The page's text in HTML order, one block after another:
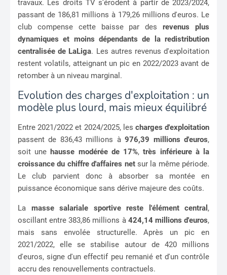
travaux. Les droits TV s'érodent à partir de 2023/2024,
passant de 186,81 millions à 179,26 millions d'euros. Le
club compense cette baisse par desrevenus plus
dynamiques et moins dépendants de la redistribution
centralisée de LaLiga. Les autres revenus d'exploitation
restent volatils, atteignant un pic en 2022/2023 avant de
retomber à un niveau marginal.
Evolution des charges d'exploitation : un
modèle plus lourd, mais mieux équilibré
Entre 2021/2022 et 2024/2025, les charges d'exploitation
passent de 836,43 millions à976,39 millions d'euros,
soit unehausse modérée de 17%,très inférieure à la
croissance du chiffre d'affaires netsur la même période.
Le club parvient donc à absorber sa montée en
puissance économique sans dérive majeure des coûts.
La masse salariale sportive reste l'élément central ,
oscillant entre 383,86 millions à 424,14 millions d'euros,
mais sans envolée structurelle. Après un pic en
2021/2022, elle se stabilise autour de 420 millions
d'euros, signe d'un effectif peu remanié et d'un contrôle
accru des renouvellements contractuels.